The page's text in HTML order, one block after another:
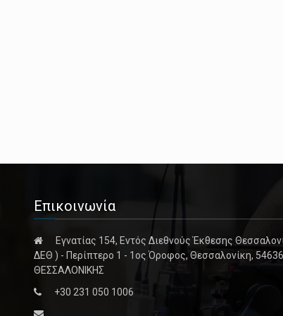
Επικοινωνία
Εγνατίας 154, Εντός Διεθνούς Έκθεσης
ΔΕΘ ) - Περίπτερο 1 - 1ος Όροφος, Θεσσαλονίκη,
ΘΕΣΣΑΛΟΝΙΚΗΣ
+30 231 050 1006